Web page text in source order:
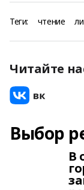
Теги: чтение
Читайте
Выбор
В